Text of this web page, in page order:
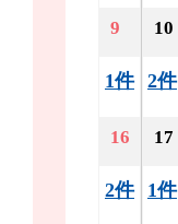
9
1件
10
2件
16
2件
17
1件